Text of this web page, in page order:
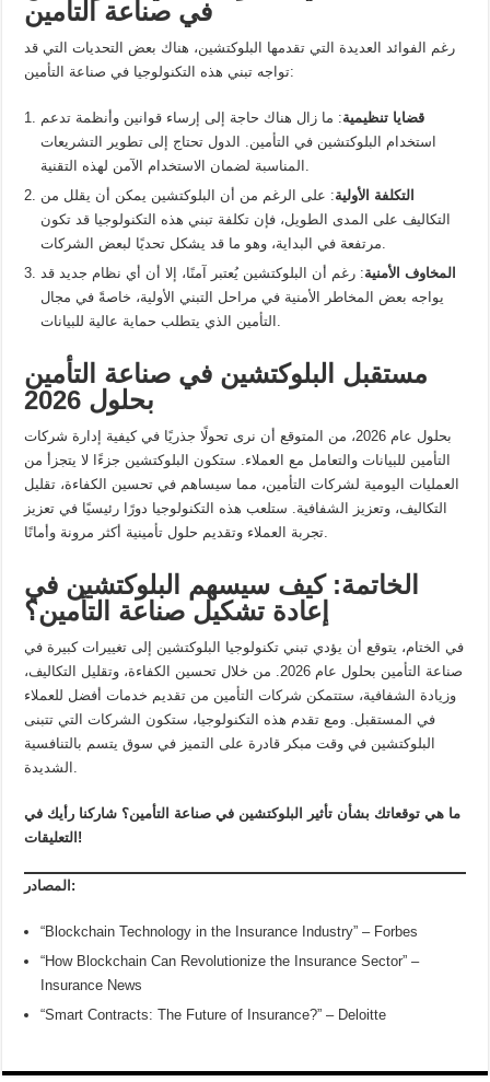
في صناعة التأمين
رغم الفوائد العديدة التي تقدمها البلوكتشين، هناك بعض التحديات التي قد
تواجه تبني هذه التكنولوجيا في صناعة التأمين:
قضايا تنظيمية: ما زال هناك حاجة إلى إرساء قوانين وأنظمة تدعم
استخدام البلوكتشين في التأمين. الدول تحتاج إلى تطوير التشريعات
المناسبة لضمان الاستخدام الآمن لهذه التقنية.
التكلفة الأولية: على الرغم من أن البلوكتشين يمكن أن يقلل من
التكاليف على المدى الطويل، فإن تكلفة تبني هذه التكنولوجيا قد تكون
مرتفعة في البداية، وهو ما قد يشكل تحديًا لبعض الشركات.
المخاوف الأمنية: رغم أن البلوكتشين يُعتبر آمنًا، إلا أن أي نظام جديد قد
يواجه بعض المخاطر الأمنية في مراحل التبني الأولية، خاصةً في مجال
التأمين الذي يتطلب حماية عالية للبيانات.
مستقبل البلوكتشين في صناعة التأمين
بحلول 2026
بحلول عام 2026، من المتوقع أن نرى تحولًا جذريًا في كيفية إدارة شركات
التأمين للبيانات والتعامل مع العملاء. ستكون البلوكتشين جزءًا لا يتجزأ من
العمليات اليومية لشركات التأمين، مما سيساهم في تحسين الكفاءة، تقليل
التكاليف، وتعزيز الشفافية. ستلعب هذه التكنولوجيا دورًا رئيسيًا في تعزيز
تجربة العملاء وتقديم حلول تأمينية أكثر مرونة وأمانًا.
الخاتمة: كيف سيسهم البلوكتشين في
إعادة تشكيل صناعة التأمين؟
في الختام، يتوقع أن يؤدي تبني تكنولوجيا البلوكتشين إلى تغييرات كبيرة في
صناعة التأمين بحلول عام 2026. من خلال تحسين الكفاءة، وتقليل التكاليف،
وزيادة الشفافية، ستتمكن شركات التأمين من تقديم خدمات أفضل للعملاء
في المستقبل. ومع تقدم هذه التكنولوجيا، ستكون الشركات التي تتبنى
البلوكتشين في وقت مبكر قادرة على التميز في سوق يتسم بالتنافسية
الشديدة.
ما هي توقعاتك بشأن تأثير البلوكتشين في صناعة التأمين؟ شاركنا رأيك في
التعليقات!
المصادر:
“Blockchain Technology in the Insurance Industry” – Forbes
“How Blockchain Can Revolutionize the Insurance Sector” –
Insurance News
“Smart Contracts: The Future of Insurance?” – Deloitte